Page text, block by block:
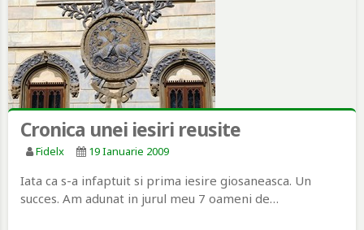
Cronica unei iesiri reusite
Fidelx 19 Ianuarie 2009
Iata ca s-a infaptuit si prima iesire giosaneasca. Un
succes. Am adunat in jurul meu 7 oameni de…